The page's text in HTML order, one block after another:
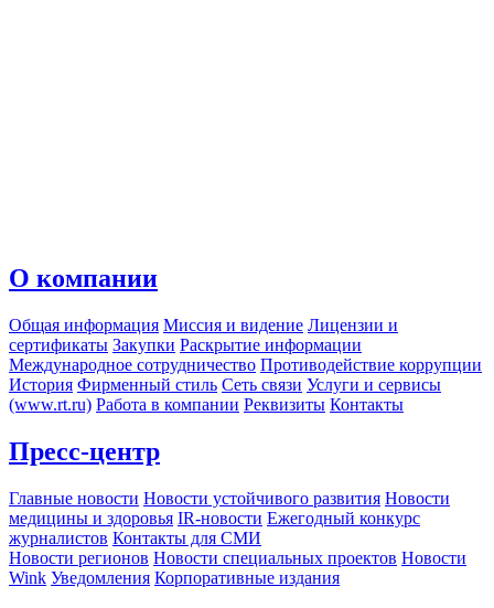
О компании
Общая информация Миссия и видение Лицензии и
сертификаты Закупки Раскрытие информации
Международное сотрудничество Противодействие коррупции
История Фирменный стиль Сеть связи Услуги и сервисы
(www.rt.ru) Работа в компании Реквизиты Контакты
Пресс-центр
Главные новости Новости устойчивого развития Новости
медицины и здоровья IR-новости Ежегодный конкурс
журналистов Контакты для СМИ
Новости регионов Новости специальных проектов Новости
Wink Уведомления Корпоративные издания